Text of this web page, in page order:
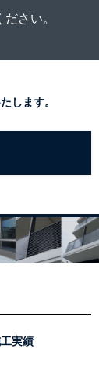
さい。
します。
実績